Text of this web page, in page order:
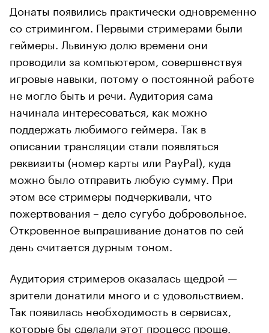
Донаты появились практически одновременно
со стримингом. Первыми стримерами были
геймеры. Львиную долю времени они
проводили за компьютером, совершенствуя
игровые навыки, потому о постоянной работе
не могло быть и речи. Аудитория сама
начинала интересоваться, как можно
поддержать любимого геймера. Так в
описании трансляции стали появляться
реквизиты (номер карты или PayPal), куда
можно было отправить любую сумму. При
этом все стримеры подчеркивали, что
пожертвования – дело сугубо добровольное.
Откровенное выпрашивание донатов по сей
день считается дурным тоном.
Аудитория стримеров оказалась щедрой —
зрители донатили много и с удовольствием.
Так появилась необходимость в сервисах,
которые бы сделали этот процесс проще.